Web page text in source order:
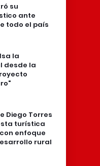
su
ante
todo el país
la
desde la
Diego Torres
turística
enfoque
rural